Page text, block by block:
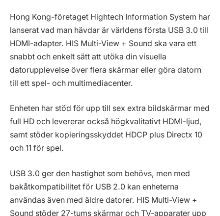
Hong Kong-företaget Hightech Information System har
lanserat vad man hävdar är världens första USB 3.0 till
HDMI-adapter. HIS Multi-View + Sound ska vara ett
snabbt och enkelt sätt att utöka din visuella
datorupplevelse över flera skärmar eller göra datorn
till ett spel- och multimediacenter.
Enheten har stöd för upp till sex extra bildskärmar med
full HD och levererar också högkvalitativt HDMI-ljud,
samt stöder kopieringsskyddet HDCP plus Directx 10
och 11 för spel.
USB 3.0 ger den hastighet som behövs, men med
bakåtkompatibilitet för USB 2.0 kan enheterna
användas även med äldre datorer. HIS Multi-View +
Sound stöder 27-tums skärmar och TV-apparater upp